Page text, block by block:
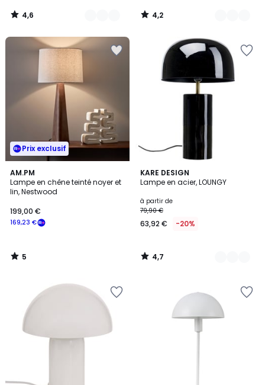
4,6
/
4,2
/
Prix exclusif
AM.PM
Lampe en chêne teinté noyer et
lin, Nestwood
169,23 €
199,00 €
5
/
5
5
/
KARE DESIGN
Lampe en acier, LOUNGY
à partir de
79,90 €
63,92 € -20%
4,7
/ 5
7
Couleurs
4,7
/